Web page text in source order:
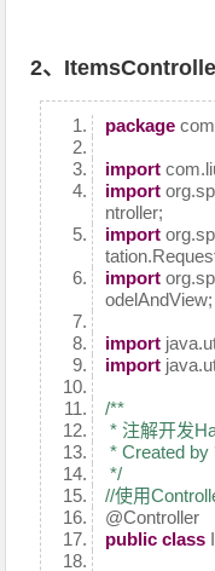
2、
package
import
import
ntroller;
import
import
odelAndView;
import
import
/**
* 注解开发
* Created by
*/
//使用
@Controller
public class